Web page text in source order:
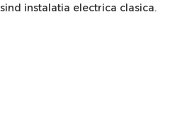
instalatia electrica clasica.